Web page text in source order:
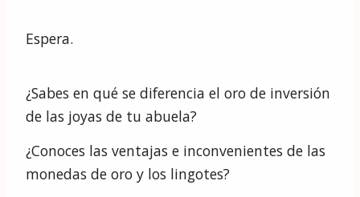
Espera.
¿Sabes en qué se diferencia el oro de inversión
de las joyas de tu abuela?
¿Conoces las ventajas e inconvenientes de las
monedas de oro y los lingotes?